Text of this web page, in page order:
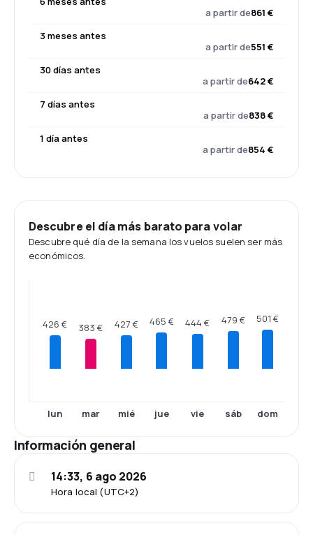
a partir de861 €
3 meses antes
a partir de551 €
30 días antes
a partir de642 €
7 días antes
a partir de838 €
1 día antes
a partir de854 €
Descubre el día más barato para volar
Descubre qué día de la semana los vuelos suelen ser más
económicos.
426 €
lun
383 €
mar
427 €
mié
465 €
jue
444 €
vie
479 €
sáb
501 €
dom
Información general
Hora local (UTC+2)
14:33, 6 ago 2026